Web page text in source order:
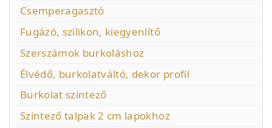
Csemperagasztó
Fugázó, szilikon, kiegyenlítő
Szerszámok burkoláshoz
Élvédő, burkolatváltó, dekor profil
Burkolat szintező
Szintező talpak 2 cm lapokhoz